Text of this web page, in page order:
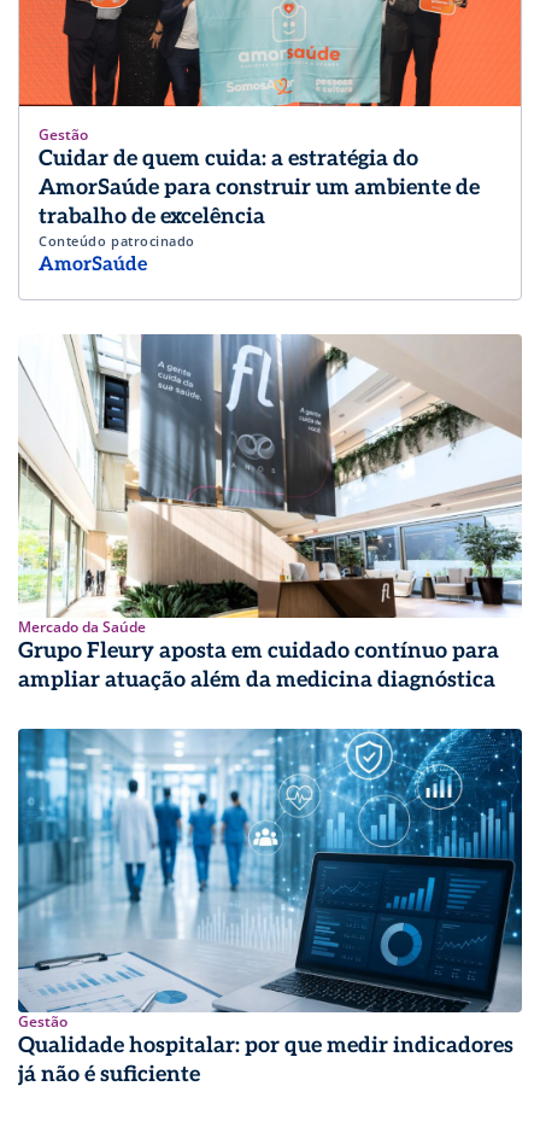
Gestão
Cuidar de quem cuida: a estratégia do
AmorSaúde para construir um ambiente de
trabalho de excelência
Conteúdo patrocinado
AmorSaúde
Mercado da Saúde
Grupo Fleury aposta em cuidado contínuo para
ampliar atuação além da medicina diagnóstica
Gestão
Qualidade hospitalar: por que medir indicadores
já não é suficiente